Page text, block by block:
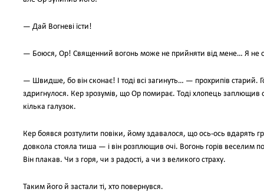
— Дай Вогневі їсти!
— Боюся, Ор! Священний вогонь може не прийняти від мене… Я не
— Швидше, бо він сконає! І тоді всі загинуть… — прохрипів старий.
здригнулося. Кер зрозумів, що Ор помирає. Тоді хлопець заплющив
кілька галузок.
Кер боявся розтулити повіки, йому здавалося, що ось-ось вдарять
довкола стояла тиша — і він розплющив очі. Вогонь горів веселим
Він плакав. Чи з горя, чи з радості, а чи з великого страху.
Таким його й застали ті, хто повернувся.